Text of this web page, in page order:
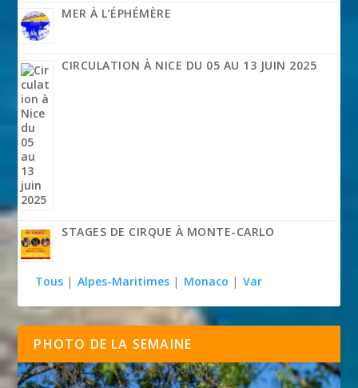
MER À L’ÉPHÉMÈRE
CIRCULATION À NICE DU 05 AU 13 JUIN 2025
STAGES DE CIRQUE À MONTE-CARLO
Tous | Alpes-Maritimes | Monaco | Var
PHOTO DE LA SEMAINE